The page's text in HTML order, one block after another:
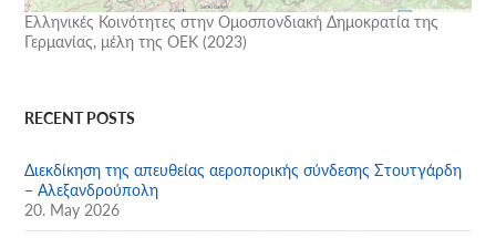
Ελληνικές Κοινότητες στην Ομοσπονδιακή Δημοκρατία της
Γερμανίας, μέλη της ΟΕΚ (2023)
RECENT POSTS
Διεκδίκηση της απευθείας αεροπορικής σύνδεσης Στουτγάρδη
– Αλεξανδρούπολη
20. May 2026